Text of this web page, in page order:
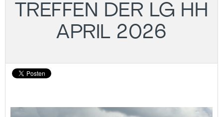
TREFFEN DER LG HH
APRIL 2026